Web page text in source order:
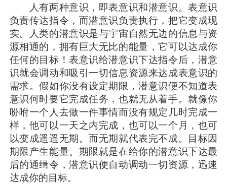
人有两种意识，即表意识和潜意识。表意识
负责传达指令，而潜意识负责执行，把它变成现
实。人类的潜意识是与宇宙自然无边的信息与资
源相通的，拥有巨大无比的能量，它可以达成你
任何的目标！表意识给潜意识下达指令后，潜意
识就会调动和吸引一切信息资源来达成表意识的
需求。假如你没有设定期限，潜意识便不知道表
意识何时要它完成任务，也就无从着手。就像你
吩咐一个人去做一件事情而没有规定几时完成一
样，他可以一天之内完成，也可以一个月，也可
以变成遥遥无期。而无期就代表完不成。目标因
期限产生能量。期限就是在给你的潜意识下达最
后的通缉令，潜意识便自动调动一切资源，迅速
达成你的目标。